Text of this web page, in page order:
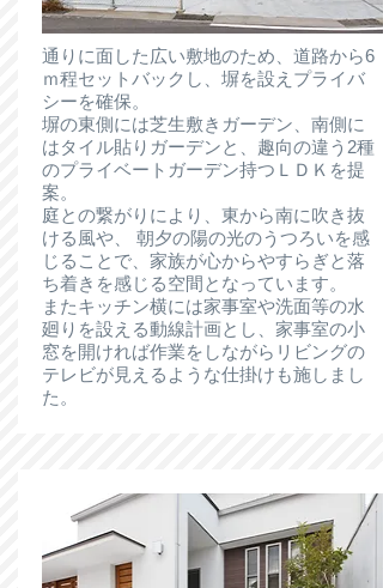
通りに面した広い敷地のため、道路から6
ｍ程セットバックし、塀を設えプライバ
シーを確保。
塀の東側には芝生敷きガーデン、南側に
はタイル貼りガーデンと、趣向の違う2種
のプライベートガーデン持つＬＤＫを提
案。
庭との繋がりにより、東から南に吹き抜
ける風や、 朝夕の陽の光のうつろいを感
じることで、家族が心からやすらぎと落
ち着きを感じる空間となっています。
またキッチン横には家事室や洗面等の水
廻りを設える動線計画とし、家事室の小
窓を開ければ作業をしながらリビングの
テレビが見えるような仕掛けも施しまし
た。